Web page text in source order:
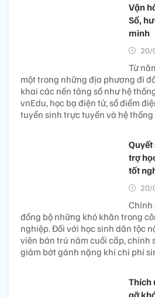
Vận
Số,
minh
20/
Từ
một trong những địa phương đi
khai các nền tảng số như hệ
vnEdu, học bạ điện tử, sổ điểm
tuyển sinh trực tuyến và hệ
trợ
tốt
20/
Chính
đồng bộ những khó khăn trong
nghiệp. Đối với học sinh dân tộc
viên bán trú năm cuối cấp, chính
giảm bớt gánh nặng khi chi phí
Thích
gỡ